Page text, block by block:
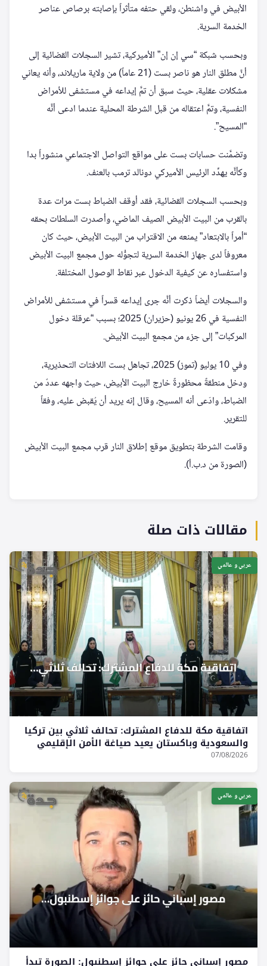
الأبيض في واشنطن، ولقي حتفه متأثراً بإصابته برصاص عناصر
الخدمة السرية.
وبحسب شبكة “سي إن إن” الأميركية، تشير السجلات القضائية إلى
أنَّ مطلق النار هو ناصر بست (21 عاماً) من ولاية ماريلاند، وأنه يعاني
مشكلات عقلية، حيث سبق أن تمَّ إيداعه في مستشفى للأمراض
النفسية، وتمَّ اعتقاله من قبل الشرطة المحلية عندما ادعى أنَّه
“المسيح”.
وتضمَّنت حسابات بست على مواقع التواصل الاجتماعي منشوراً بدا
وكأنَّه يهدِّد الرئيس الأميركي دونالد ترمب بالعنف.
وبحسب السجلات القضائية، فقد أوقف الضباط بست مرات عدة
بالقرب من البيت الأبيض الصيف الماضي، وأصدرت السلطات بحقه
“أمراً بالابتعاد” يمنعه من الاقتراب من البيت الأبيض، حيث كان
معروفاً لدى جهاز الخدمة السرية لتجوُّله حول مجمع البيت الأبيض
واستفساره عن كيفية الدخول عبر نقاط الوصول المختلفة.
والسجلات أيضاً ذكرت أنَّه جرى إيداعه قسراً في مستشفى للأمراض
النفسية في 26 يونيو (حزيران) 2025؛ بسبب “عرقلة دخول
المركبات” إلى جزء من مجمع البيت الأبيض.
وفي 10 يوليو (تموز) 2025، تجاهل بست اللافتات التحذيرية،
ودخل منطقةً محظورةً خارج البيت الأبيض، حيث واجهه عددٌ من
الضباط، وادّعى أنه المسيح، وقال إنه يريد أن يُقبض عليه، وفقاً
للتقرير.
وقامت الشرطة بتطويق موقع إطلاق النار قرب مجمع البيت الأبيض
(الصورة من د.ب.أ).
مقالات ذات صلة
عربي و عالمي
اتفاقية مكة للدفاع المشترك: تحالف ثلاثي بين تركيا
والسعودية وباكستان يعيد صياغة الأمن الإقليمي
07/08/2026
عربي و عالمي
مصور إسباني حائز على جوائز إسطنبول: الصورة تبدأ